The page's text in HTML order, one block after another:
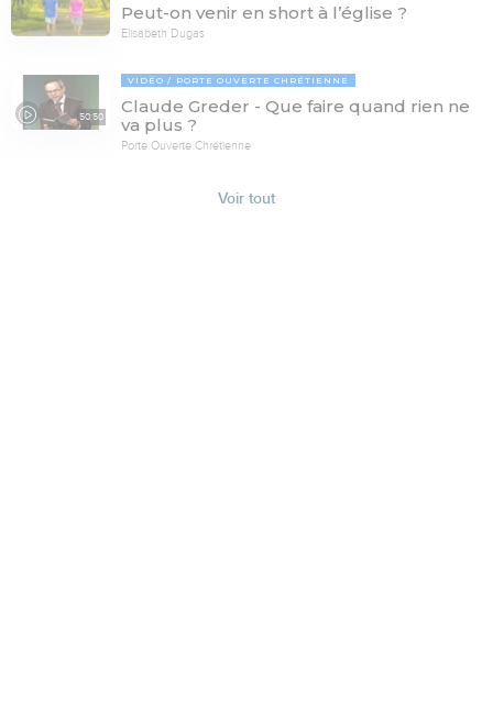
Peut-on venir en short à l’église ?
Elisabeth Dugas
50:50
VIDÉO PORTE OUVERTE CHRÉTIENNE
Claude Greder - Que faire quand rien ne
va plus ?
Porte Ouverte Chrétienne
Voir tout